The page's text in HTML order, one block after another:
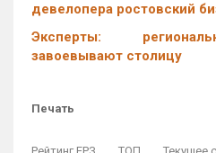
девелопера ростовский
Эксперты:
завоевывают столицу
Печать